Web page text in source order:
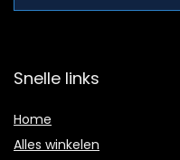
Snelle links
Home
Alles winkelen